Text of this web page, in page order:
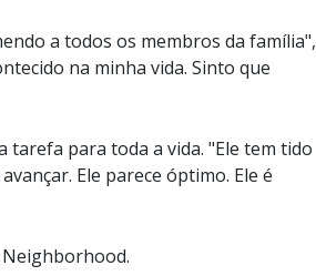
a todos os membros da família",
na minha vida. Sinto que
tarefa para toda a vida. "Ele tem tido
Ele parece óptimo. Ele é
Neighborhood.